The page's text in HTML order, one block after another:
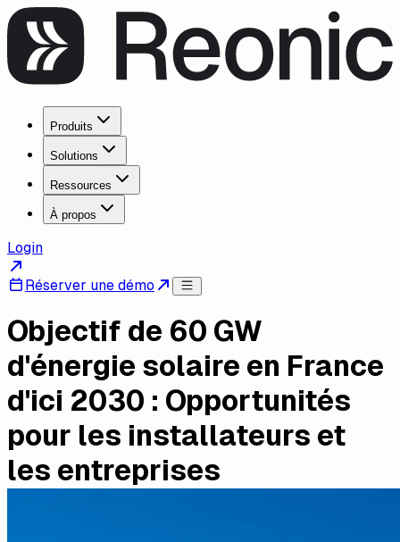
Produits
Solutions
Ressources
À propos
Login
Réserver une démo
Objectif de 60 GW
d'énergie solaire en France
d'ici 2030 : Opportunités
pour les installateurs et
les entreprises